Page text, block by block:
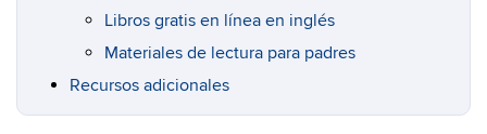
Libros gratis en línea en inglés
Materiales de lectura para padres
Recursos adicionales